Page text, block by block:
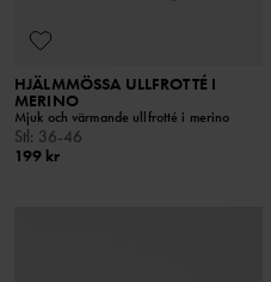
HJÄLMMÖSSA ULLFROTTÉ I
MERINO
Mjuk och värmande ullfrotté i merino
Stl: 36-46
199 kr